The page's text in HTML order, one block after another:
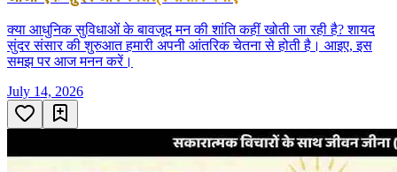
क्या आधुनिक सुविधाओं के बावजूद मन की शांति कहीं खोती जा रही है? शायद
सुंदर संसार की शुरुआत हमारी अपनी आंतरिक चेतना से होती है। आइए, इस
समझ पर आज मनन करें।
July 14, 2026